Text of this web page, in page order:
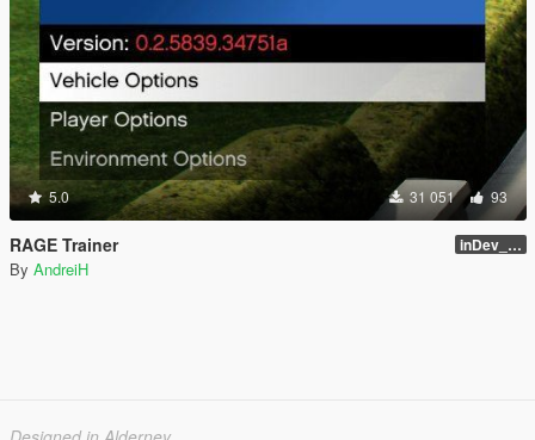
5.0 31 051 93
RAGE Trainer inDev_0.4.145 (16112)
By AndreiH